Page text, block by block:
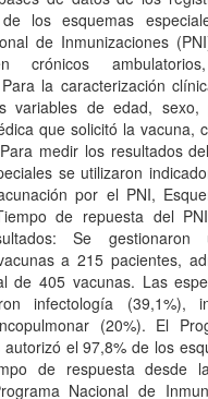
de los esquemas
de Inmunizaciones
crónicos
la caracterización
variables de edad, sexo,
que solicitó la vacuna,
medir los resultados
se utilizaron
por el PNI,
de repuesta del
Se
a 215 pacientes,
de 405 vacunas. Las
infectología (39,1%),
(20%). El
autorizó el 97,8% de los
de respuesta desde
Nacional de